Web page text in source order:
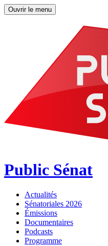
Ouvrir le menu
Public Sénat
Actualités
Sénatoriales 2026
Émissions
Documentaires
Podcasts
Programme